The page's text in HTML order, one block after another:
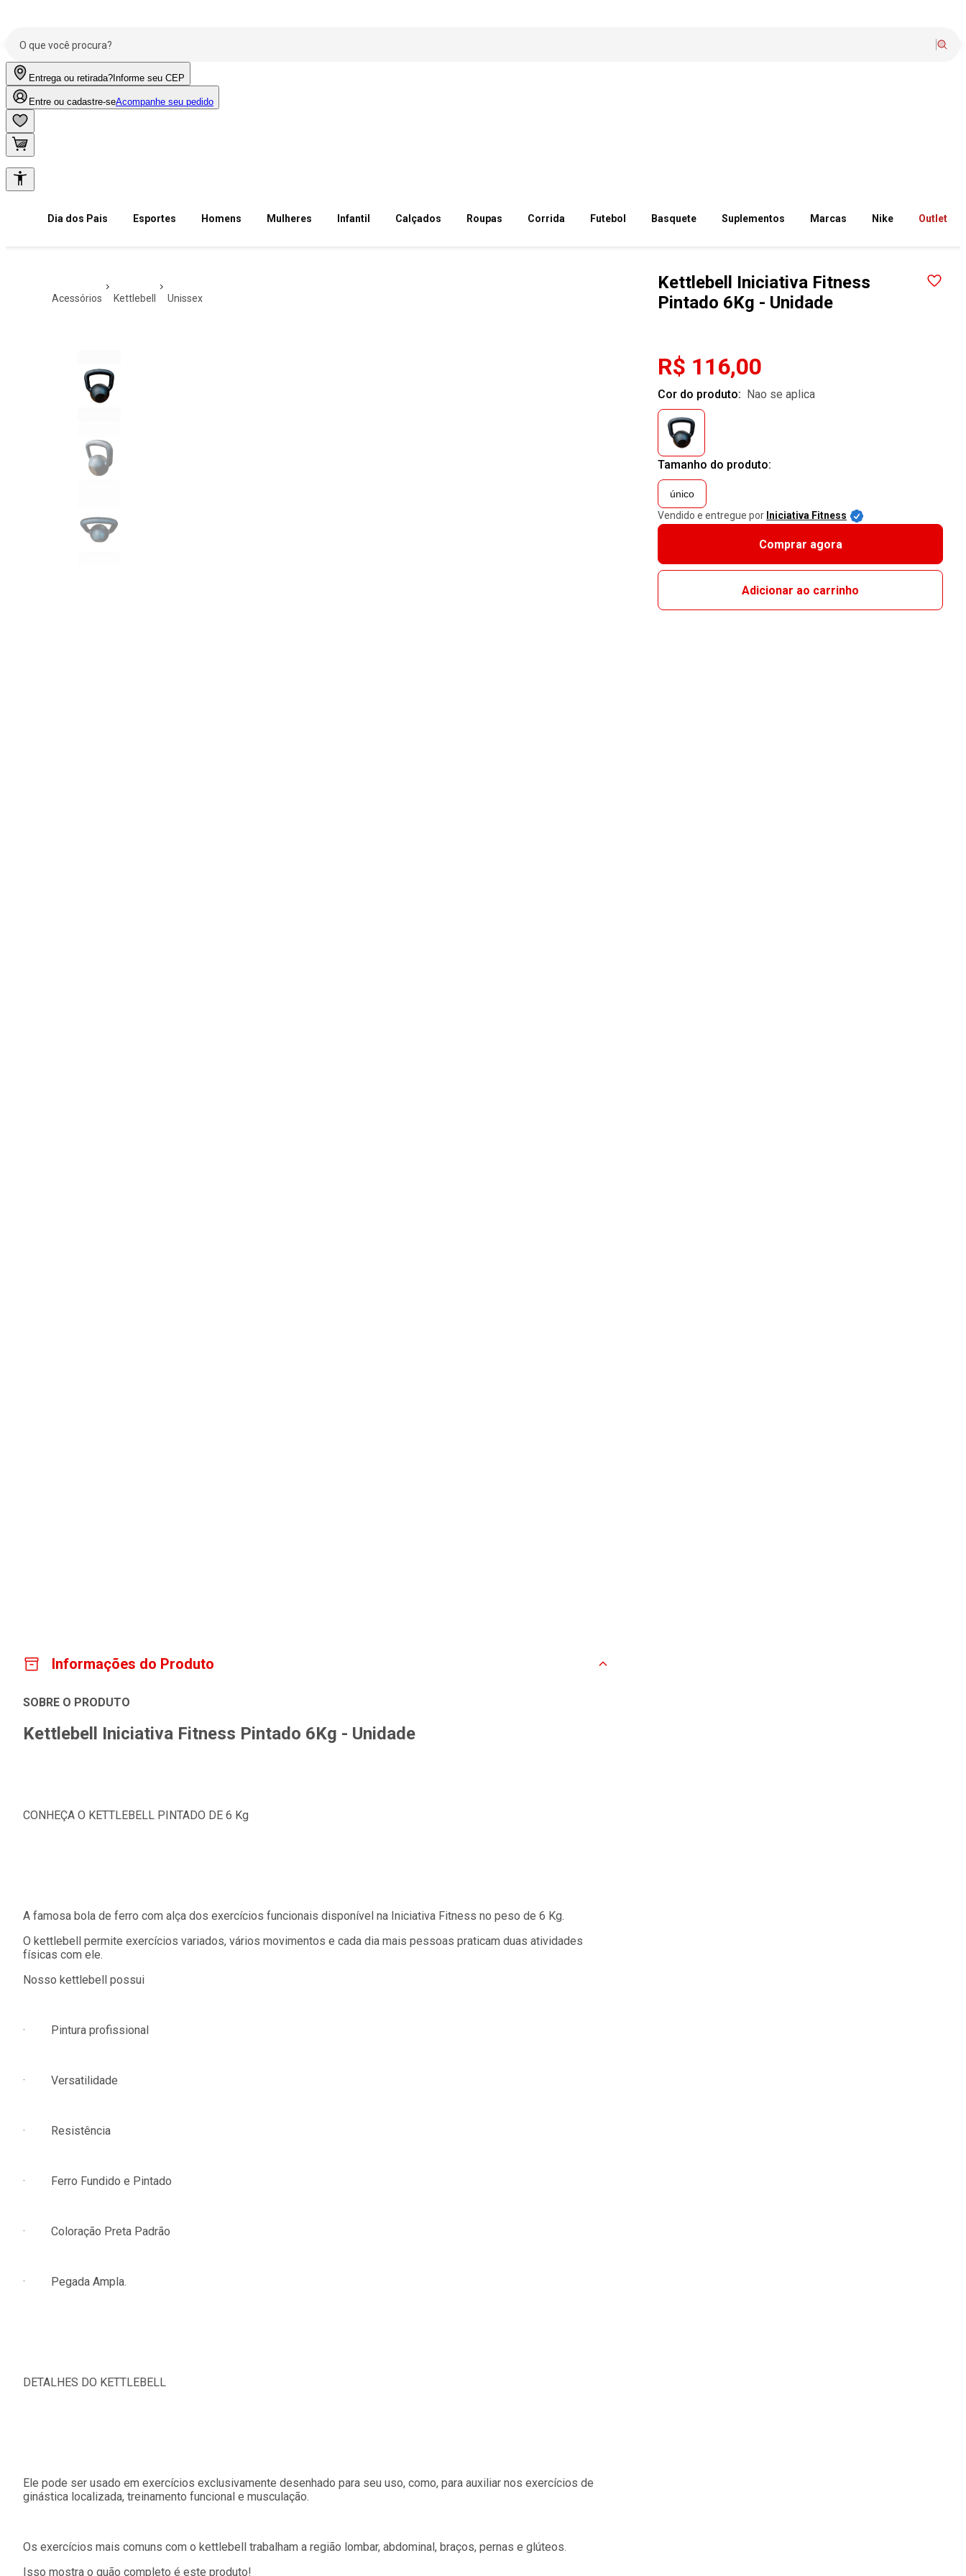
Entrega ou retirada? Informe seu CEP
Entre ou cadastre-seAcompanhe seu pedido
Dia dos Pais Esportes Homens Mulheres Infantil Calçados Roupas Corrida Futebol Basquete Suplementos Marcas Nike Outlet
acessórios kettlebell unissex
Kettlebell Iniciativa Fitness
Pintado 6Kg - Unidade
R$ 116,00
Cor do produto: nao se aplica
Tamanho do produto:
único
Vendido e entregue por Iniciativa Fitness
Comprar agora
Adicionar ao carrinho
Informações do Produto
SOBRE O PRODUTO
Kettlebell Iniciativa Fitness Pintado 6Kg - Unidade
CONHEÇA O KETTLEBELL PINTADO DE 6 Kg
A famosa bola de ferro com alça dos exercícios funcionais disponível na Iniciativa Fitness no peso de 6 Kg.
O kettlebell permite exercícios variados, vários movimentos e cada dia mais pessoas praticam duas atividades
físicas com ele.
Nosso kettlebell possui
· Pintura profissional
· Versatilidade
· Resistência
· Ferro Fundido e Pintado
· Coloração Preta Padrão
· Pegada Ampla.
DETALHES DO KETTLEBELL
Ele pode ser usado em exercícios exclusivamente desenhado para seu uso, como, para auxiliar nos exercícios de
ginástica localizada, treinamento funcional e musculação.
Os exercícios mais comuns com o kettlebell trabalham a região lombar, abdominal, braços, pernas e glúteos.
Isso mostra o quão completo é este produto!